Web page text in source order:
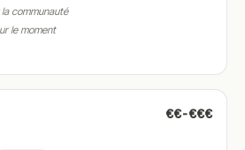
communauté
le moment
€€-€€€